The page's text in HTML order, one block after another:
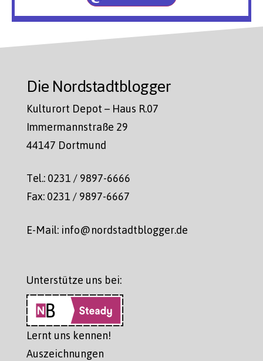
Die Nordstadtblogger
Kulturort Depot – Haus R.07
Immermannstraße 29
44147 Dortmund
Tel.: 0231 / 9897-6666
Fax: 0231 / 9897-6667
E-Mail: info@nordstadtblogger.de
Unterstütze uns bei:
Lernt uns kennen!
Auszeichnungen